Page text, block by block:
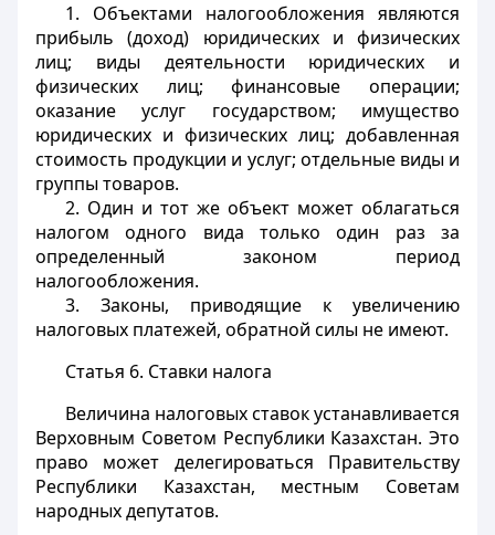
1. Объектами налогообложения являются
прибыль (доход) юридических и физических
лиц; виды деятельности юридических и
физических лиц; финансовые операции;
оказание услуг государством; имущество
юридических и физических лиц; добавленная
стоимость продукции и услуг; отдельные виды и
группы товаров.
2. Один и тот же объект может облагаться
налогом одного вида только один раз за
определенный законом период
налогообложения.
3. Законы, приводящие к увеличению
налоговых платежей, обратной силы не имеют.
Статья 6. Ставки налога
Величина налоговых ставок устанавливается
Верховным Советом Республики Казахстан. Это
право может делегироваться Правительству
Республики Казахстан, местным Советам
народных депутатов.